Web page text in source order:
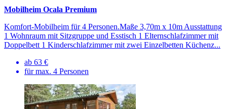
Mobilheim Ocala Premium
Komfort-Mobilheim für 4 Personen.Maße 3,70m x 10m Ausstattung
1 Wohnraum mit Sitzgruppe und Esstisch 1 Elternschlafzimmer mit
Doppelbett 1 Kinderschlafzimmer mit zwei Einzelbetten Küchenz...
ab 63 €
für max. 4 Personen